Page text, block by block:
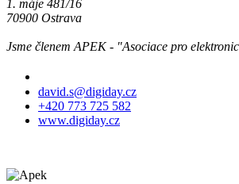
1. máje 481/16
70900 Ostrava
Jsme členem APEK - "Asociace pro
david.s@digiday.cz
+420 773 725 582
www.digiday.cz